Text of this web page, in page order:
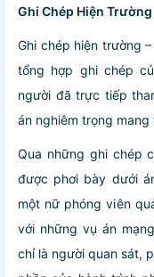
Ghi Chép Hiện Trường
Ghi chép hiện trường
tổng hợp ghi chép
người đã trực tiếp
án nghiêm trọng mang
Qua những ghi chép
được phơi bày dưới
một nữ phóng viên
với những vụ án
chỉ là người quan sát,